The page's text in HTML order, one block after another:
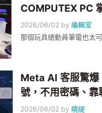
COMPUTEX PC
2026/06/02 by編輯室
那個玩具總動員筆電也太可
Meta AI 客服驚爆
號，不用密碼、靠
2026/06/02 by 曉緹